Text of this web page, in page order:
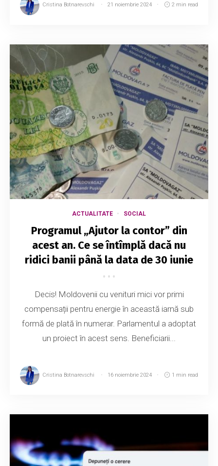
Cristina Botnarevschi 21 noiembrie 2024 2 min read
ACTUALITATE SOCIAL
Programul „Ajutor la contor” din
acest an. Ce se întîmplă dacă nu
ridici banii până la data de 30 iunie
Decis! Moldovenii cu venituri mici vor primi
compensații pentru energie în această iarnă sub
formă de plată în numerar. Parlamentul a adoptat
un proiect în acest sens. Beneficiarii...
Cristina Botnarevschi 16 noiembrie 2024 1 min read